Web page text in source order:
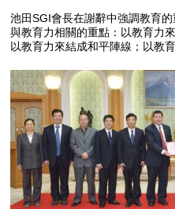
池田SGI會長在謝辭中強調教育
與教育力相關的重點：以教育力
以教育力來結成和平陣線；以教